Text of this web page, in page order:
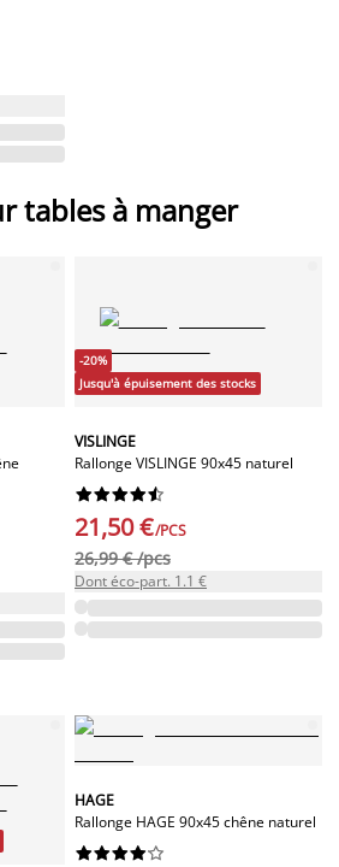
tables à manger
-20%
Jusqu'à épuisement des stocks
VISLINGE
Rallonge VISLINGE 90x45 naturel






21,50 €/PCS
26,99 € /pcs
Dont éco-part. 1.1 €
HAGE
Rallonge HAGE 90x45 chêne naturel





